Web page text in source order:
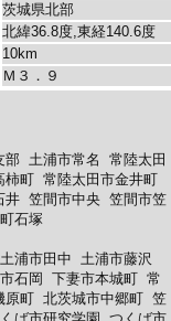
茨城県北部
北緯36.8度,東経140.6度
10km
Ｍ３．９
部 土浦市常名
常陸太田
柿町 常陸太田市金井町
井 笠間市中央 笠間市笠
石塚
土浦市田中 土浦市藤沢
石岡 下妻市本城町 常
原町 北茨城市中郷町 笠